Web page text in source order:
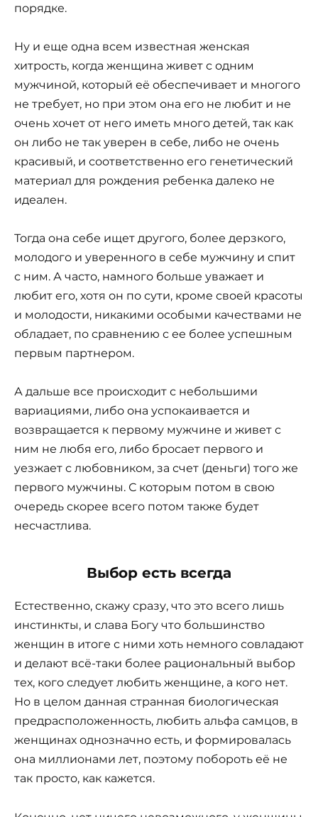
порядке.
Ну и еще одна всем известная женская
хитрость, когда женщина живет с одним
мужчиной, который её обеспечивает и многого
не требует, но при этом она его не любит и не
очень хочет от него иметь много детей, так как
он либо не так уверен в себе, либо не очень
красивый, и соответственно его генетический
материал для рождения ребенка далеко не
идеален.
Тогда она себе ищет другого, более дерзкого,
молодого и уверенного в себе мужчину и спит
с ним. А часто, намного больше уважает и
любит его, хотя он по сути, кроме своей красоты
и молодости, никакими особыми качествами не
обладает, по сравнению с ее более успешным
первым партнером.
А дальше все происходит с небольшими
вариациями, либо она успокаивается и
возвращается к первому мужчине и живет с
ним не любя его, либо бросает первого и
уезжает с любовником, за счет (деньги) того же
первого мужчины. С которым потом в свою
очередь скорее всего потом также будет
несчастлива.
Выбор есть всегда
Естественно, скажу сразу, что это всего лишь
инстинкты, и слава Богу что большинство
женщин в итоге с ними хоть немного совладают
и делают всё-таки более рациональный выбор
тех, кого следует любить женщине, а кого нет.
Но в целом данная странная биологическая
предрасположенность, любить альфа самцов, в
женщинах однозначно есть, и формировалась
она миллионами лет, поэтому побороть её не
так просто, как кажется.